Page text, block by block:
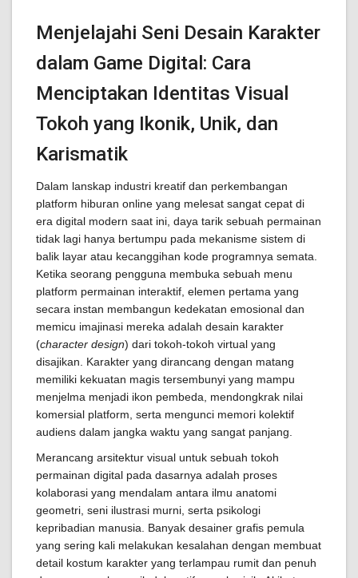
Menjelajahi Seni Desain Karakter
dalam Game Digital: Cara
Menciptakan Identitas Visual
Tokoh yang Ikonik, Unik, dan
Karismatik
Dalam lanskap industri kreatif dan perkembangan
platform hiburan online yang melesat sangat cepat di
era digital modern saat ini, daya tarik sebuah permainan
tidak lagi hanya bertumpu pada mekanisme sistem di
balik layar atau kecanggihan kode programnya semata.
Ketika seorang pengguna membuka sebuah menu
platform permainan interaktif, elemen pertama yang
secara instan membangun kedekatan emosional dan
memicu imajinasi mereka adalah desain karakter
(character design) dari tokoh-tokoh virtual yang
disajikan. Karakter yang dirancang dengan matang
memiliki kekuatan magis tersembunyi yang mampu
menjelma menjadi ikon pembeda, mendongkrak nilai
komersial platform, serta mengunci memori kolektif
audiens dalam jangka waktu yang sangat panjang.
Merancang arsitektur visual untuk sebuah tokoh
permainan digital pada dasarnya adalah proses
kolaborasi yang mendalam antara ilmu anatomi
geometri, seni ilustrasi murni, serta psikologi
kepribadian manusia. Banyak desainer grafis pemula
yang sering kali melakukan kesalahan dengan membuat
detail kostum karakter yang terlampau rumit dan penuh